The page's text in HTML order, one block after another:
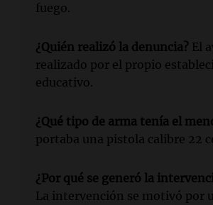
fuego.
¿Quién realizó la denuncia? El
realizado por el propio
educativo.
¿Qué tipo de arma tenía el
portaba una pistola calibre 22
¿Por qué se generó la
La intervención se motivó por